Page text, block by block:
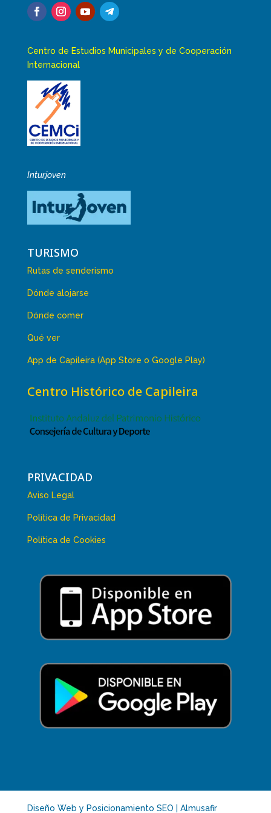
Centro de Estudios Municipales y de Cooperación
Internacional
Inturjoven
TURISMO
Rutas de senderismo
Dónde alojarse
Dónde comer
Qué ver
App de Capileira (App Store o Google Play)
Centro Histórico de Capileira
PRIVACIDAD
Aviso Legal
Política de Privacidad
Política de Cookies
Diseño Web y Posicionamiento SEO | Almusafir